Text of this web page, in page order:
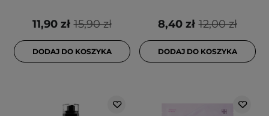
15,90 zł
11,90 zł
DODAJ DO KOSZYKA
12,00 zł
8,40 zł
DODAJ DO KOSZYKA